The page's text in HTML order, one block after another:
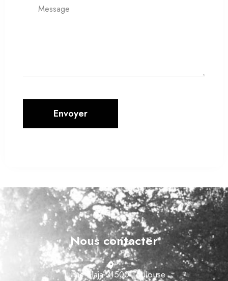
Envoyer
Nous contacter
1, rue Blaja 31500 Toulouse